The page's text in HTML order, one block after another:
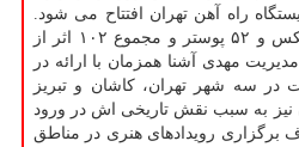
از ساعت ۱۱ در ایستگاه راه آهن تهران افتتاح می شود.
این نمایشگاه با نمایش ۵۰ عکس و ۵۲ پوستر و مجموع ۱۰۲ اثر از
مهدی آشنا همزمان با ارائه در
در سه شهر تهران، کاشان و تبریز
نیز به سبب نقش تاریخی اش در ورود
برگزاری رویدادهای هنری در مناطق